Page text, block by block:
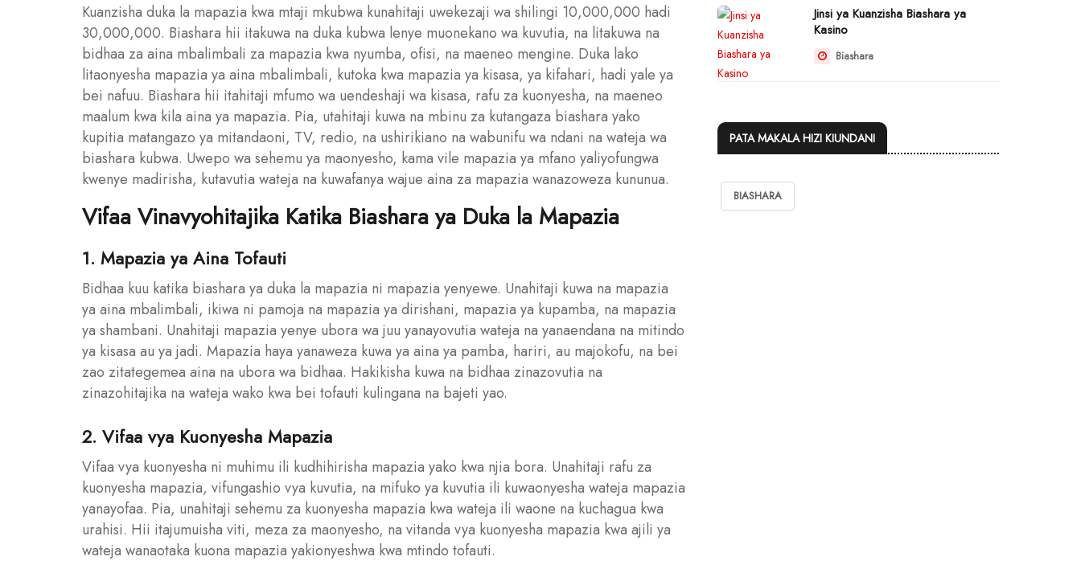
Kuanzisha duka la mapazia kwa mtaji mkubwa kunahitaji uwekezaji wa shilingi 10,000,000 hadi
30,000,000. Biashara hii itakuwa na duka kubwa lenye muonekano wa kuvutia, na litakuwa na
bidhaa za aina mbalimbali za mapazia kwa nyumba, ofisi, na maeneo mengine. Duka lako
litaonyesha mapazia ya aina mbalimbali, kutoka kwa mapazia ya kisasa, ya kifahari, hadi yale ya
bei nafuu. Biashara hii itahitaji mfumo wa uendeshaji wa kisasa, rafu za kuonyesha, na maeneo
maalum kwa kila aina ya mapazia. Pia, utahitaji kuwa na mbinu za kutangaza biashara yako
kupitia matangazo ya mitandaoni, TV, redio, na ushirikiano na wabunifu wa ndani na wateja wa
biashara kubwa. Uwepo wa sehemu ya maonyesho, kama vile mapazia ya mfano yaliyofungwa
kwenye madirisha, kutavutia wateja na kuwafanya wajue aina za mapazia wanazoweza kununua.
Vifaa Vinavyohitajika Katika Biashara ya Duka la Mapazia
1. Mapazia ya Aina Tofauti
Bidhaa kuu katika biashara ya duka la mapazia ni mapazia yenyewe. Unahitaji kuwa na mapazia
ya aina mbalimbali, ikiwa ni pamoja na mapazia ya dirishani, mapazia ya kupamba, na mapazia
ya shambani. Unahitaji mapazia yenye ubora wa juu yanayovutia wateja na yanaendana na mitindo
ya kisasa au ya jadi. Mapazia haya yanaweza kuwa ya aina ya pamba, hariri, au majokofu, na bei
zao zitategemea aina na ubora wa bidhaa. Hakikisha kuwa na bidhaa zinazovutia na
zinazohitajika na wateja wako kwa bei tofauti kulingana na bajeti yao.
2. Vifaa vya Kuonyesha Mapazia
Vifaa vya kuonyesha ni muhimu ili kudhihirisha mapazia yako kwa njia bora. Unahitaji rafu za
kuonyesha mapazia, vifungashio vya kuvutia, na mifuko ya kuvutia ili kuwaonyesha wateja mapazia
yanayofaa. Pia, unahitaji sehemu za kuonyesha mapazia kwa wateja ili waone na kuchagua kwa
urahisi. Hii itajumuisha viti, meza za maonyesho, na vitanda vya kuonyesha mapazia kwa ajili ya
wateja wanaotaka kuona mapazia yakionyeshwa kwa mtindo tofauti.
Jinsi ya Kuanzisha Biashara ya
Kasino
Biashara
PATA MAKALA HIZI KIUNDANI
BIASHARA